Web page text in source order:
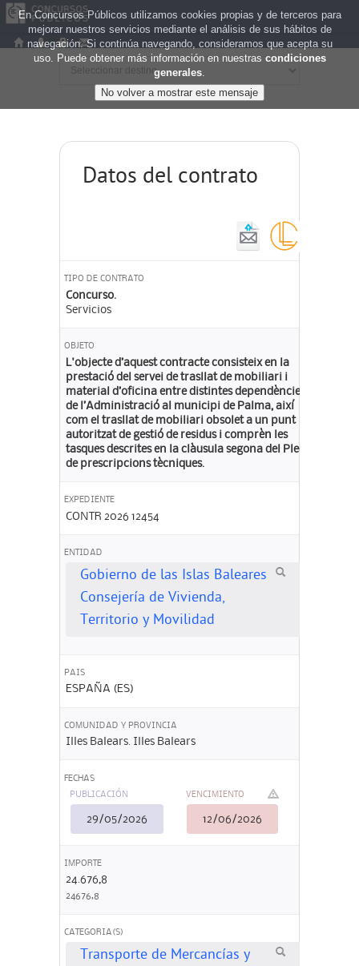
Datos del contrato
TIPO DE CONTRATO
Concurso.
Servicios
OBJETO
L'objecte d’aquest contracte consisteix en la
prestació del servei de trasllat de mobiliari i
material d’oficina entre distintes dependències
de l’Administració al municipi de Palma, així
com el trasllat de mobiliari obsolet a un punt
autoritzat de gestió de residus i comprèn les
tasques descrites en la clàusula segona del Plec
de prescripcions tècniques.
EXPEDIENTE
CONTR 2026 12454
ENTIDAD
Gobierno de las Islas Baleares
Consejería de Vivienda,
Territorio y Movilidad
PAIS
ESPAÑA (ES)
COMUNIDAD Y PROVINCIA
Illes Balears. Illes Balears
FECHAS
PUBLICACIÓN
29/05/2026
VENCIMIENTO
12/06/2026
IMPORTE
24.676,8
24676,8
CATEGORIA(S)
Transporte de Mercancías y
En Concursos Públicos utilizamos cookies propias y de terceros para
mejorar nuestros servicios mediante el análisis de sus hábitos de
navegación. Si continúa navegando, consideramos que acepta su
uso. Puede obtener más información en nuestras condiciones
generales.